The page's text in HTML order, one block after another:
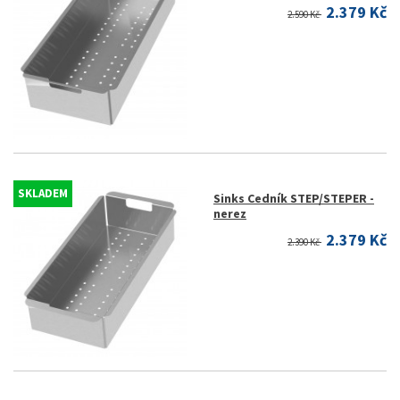
2.590 Kč 2.379 Kč
SKLADEM
Sinks Cedník STEP/STEPER -
nerez
2.390 Kč 2.379 Kč